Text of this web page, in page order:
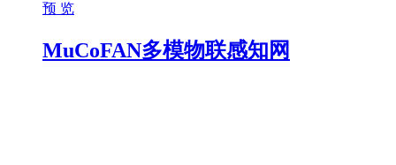
预 览
MuCoFAN多模物联感知网